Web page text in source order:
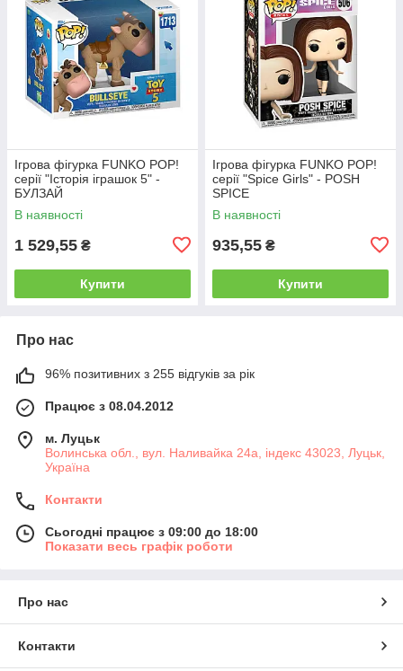
Ігрова фігурка FUNKO POP!
серії "Історія іграшок 5" -
БУЛЗАЙ
В наявності
1 529,55 ₴
Купити
Ігрова фігурка FUNKO POP!
серії "Spice Girls" - POSH
SPICE
В наявності
935,55 ₴
Купити
Про нас
96% позитивних з 255 відгуків за рік
Працює з 08.04.2012
м. Луцьк
Волинська обл., вул. Наливайка 24а, індекс 43023, Луцьк,
Україна
Контакти
Сьогодні працює з 09:00 до 18:00
Показати весь графік роботи
Про нас
Контакти